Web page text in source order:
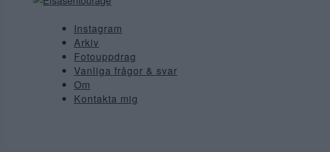
Instagram
Arkiv
Fotouppdrag
Vanliga frågor & svar
Om
Kontakta mig